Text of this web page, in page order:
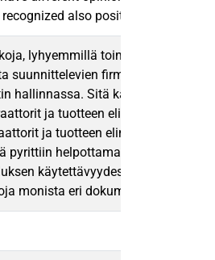
also positive things
lyhyemmillä toimitusajoilla ja
firmojen myynti-
Sitä käytetään
ja tuotteen elinkaaren
ja tuotteen elinkaaren
helpottamaan projekti-
käytettävyydessä olevan
monista eri dokumenteista ja